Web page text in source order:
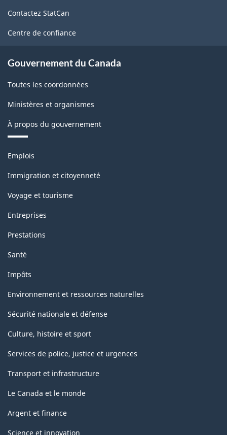
ce
site
Contactez StatCan
Centre de confiance
Gouvernement du Canada
Toutes les coordonnées
Ministères et organismes
À propos du gouvernement
Thèmes
sujets
Emplois
Immigration et citoyenneté
Voyage et tourisme
Entreprises
Prestations
Santé
Impôts
Environnement et ressources naturelles
Sécurité nationale et défense
Culture, histoire et sport
Services de police, justice et urgences
Transport et infrastructure
Le Canada et le monde
Argent et finance
Science et innovation